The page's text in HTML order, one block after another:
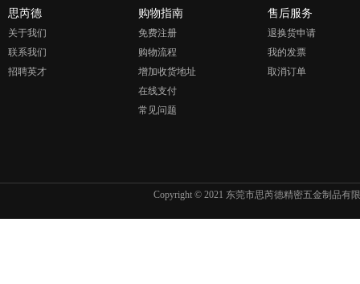
思芮德
关于我们
联系我们
招聘英才
购物指南
免费注册
购物流程
增加收货地址
在线支付
常见问题
售后服务
退换货申请
我的发票
取消订单
Copyright © 2021 东莞市思芮德精密五金制品有